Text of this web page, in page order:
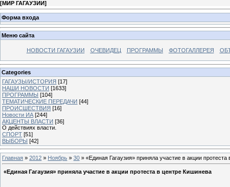
[МИР ГАГАУЗИИ]
Форма входа
Меню сайта
НОВОСТИ ГАГАУЗИИ ОЧЕВИДЕЦ ПРОГРАММЫ ФОТОГАЛЛЕРЕЯ
Categories
ГАГАУЗЫ/ИСТОРИЯ [17]
НАШИ НОВОСТИ [1633]
ПРОГРАММЫ [104]
ТЕМАТИЧЕСКИЕ ПЕРЕДАЧИ [44]
ПРОИСШЕСТВИЯ [16]
Новости ИА [244]
АКЦЕНТЫ ВЛАСТИ [36]
О действиях власти.
СПОРТ [51]
ВЫБОРЫ [42]
Главная » 2012 » Ноябрь » 30 » «Единая Гагаузия» приняла участие в акции
«Единая Гагаузия» приняла участие в акции протеста в центре Кишинева